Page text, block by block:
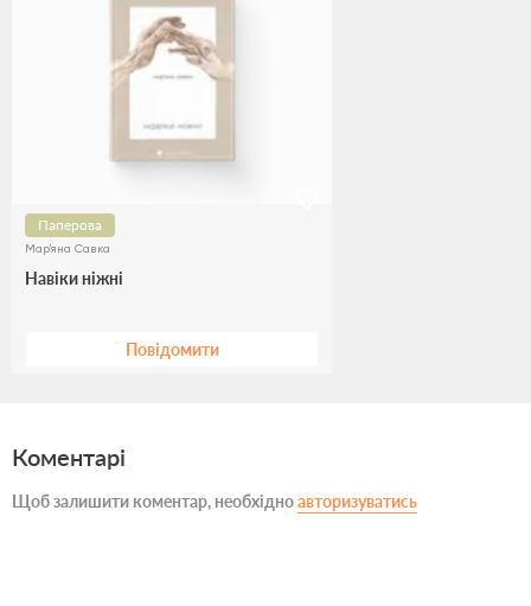
Паперова
Мар'яна Савка
Навіки ніжні
Повідомити
Коментарі
Щоб залишити коментар, необхідноавторизуватись